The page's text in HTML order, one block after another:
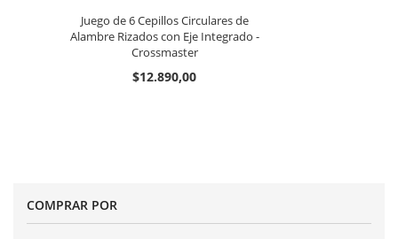
Juego de 6 Cepillos Circulares de
Alambre Rizados con Eje Integrado -
Crossmaster
$12.890,00
COMPRAR POR